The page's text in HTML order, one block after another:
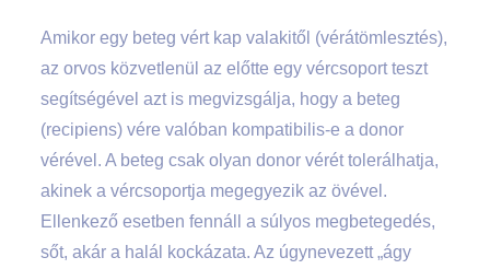
Amikor egy beteg vért kap valakitől (vérátömlesztés),
az orvos közvetlenül az előtte egy vércsoport teszt
segítségével azt is megvizsgálja, hogy a beteg
(recipiens) vére valóban kompatibilis-e a donor
vérével. A beteg csak olyan donor vérét tolerálhatja,
akinek a vércsoportja megegyezik az övével.
Ellenkező esetben fennáll a súlyos megbetegedés,
sőt, akár a halál kockázata. Az úgynevezett „ágy